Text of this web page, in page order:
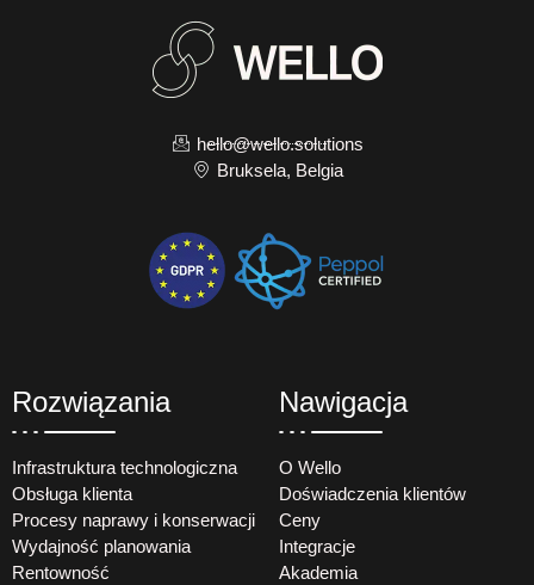
hello@wello.solutions
Bruksela, Belgia
Rozwiązania
Infrastruktura technologiczna
Obsługa klienta
Procesy naprawy i konserwacji
Wydajność planowania
Rentowność
Nawigacja
O Wello
Doświadczenia klientów
Ceny
Integracje
Akademia